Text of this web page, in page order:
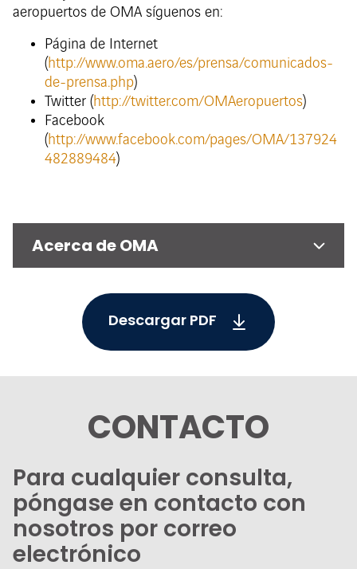
aeropuertos de OMA síguenos en:
Página de Internet
(http://www.oma.aero/es/prensa/comunicados-
de-prensa.php)
Twitter (http://twitter.com/OMAeropuertos)
Facebook
(http://www.facebook.com/pages/OMA/137924
482889484)
Acerca de OMA
Descargar PDF
CONTACTO
Para cualquier consulta,
póngase en contacto con
nosotros por correo
electrónico